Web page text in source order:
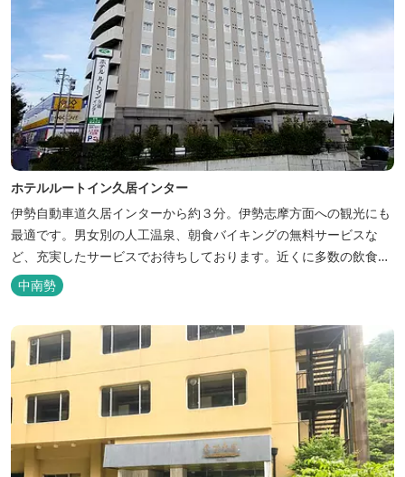
ホテルルートイン久居インター
伊勢自動車道久居インターから約３分。伊勢志摩方面への観光にも
最適です。男女別の人工温泉、朝食バイキングの無料サービスな
ど、充実したサービスでお待ちしております。近くに多数の飲食店
や物販店もあります。
中南勢